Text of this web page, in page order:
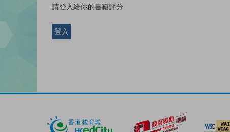
請登入給你的書籍評分
登入